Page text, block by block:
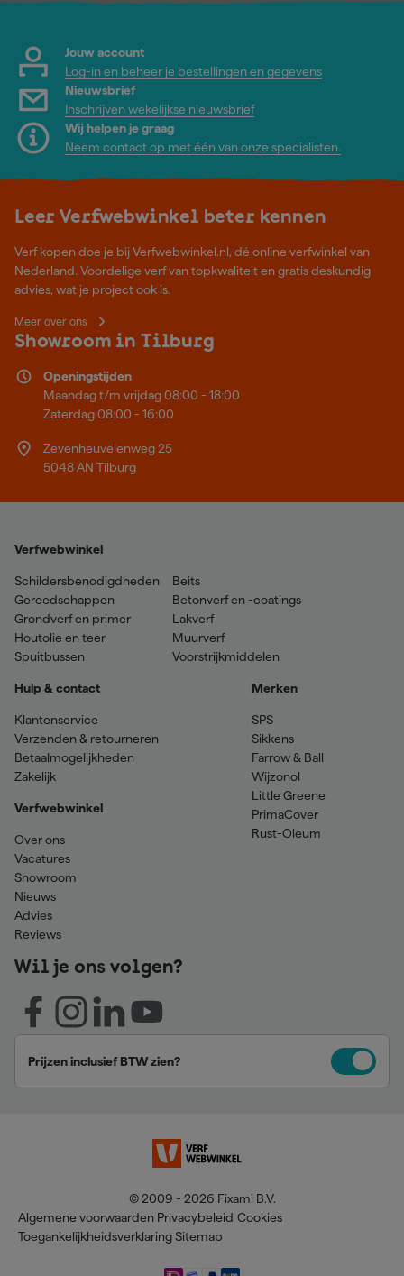
Jouw account
Log-in en beheer je bestellingen en gegevens
Nieuwsbrief
Inschrijven wekelijkse nieuwsbrief
Wij helpen je graag
Neem contact op met één van onze specialisten.
Leer Verfwebwinkel beter kennen
Verf kopen doe je bij Verfwebwinkel.nl, dé online verfwinkel van
Nederland. Voordelige verf van topkwaliteit en gratis deskundig
advies, wat je project ook is.
Meer over ons
Showroom in Tilburg
Openingstijden
Maandag t/m vrijdag 08:00 - 18:00
Zaterdag 08:00 - 16:00
Zevenheuvelenweg 25
5048 AN Tilburg
Verfwebwinkel
Schildersbenodigdheden
Gereedschappen
Grondverf en primer
Houtolie en teer
Spuitbussen
Beits
Betonverf en -coatings
Lakverf
Muurverf
Voorstrijkmiddelen
Hulp & contact
Klantenservice
Verzenden & retourneren
Betaalmogelijkheden
Zakelijk
Verfwebwinkel
Over ons
Vacatures
Showroom
Nieuws
Advies
Reviews
Merken
SPS
Sikkens
Farrow & Ball
Wijzonol
Little Greene
PrimaCover
Rust-Oleum
Wil je ons volgen?
Prijzen inclusief BTW zien?
© 2009 - 2026 Fixami B.V.
Algemene voorwaarden Privacybeleid Cookies
Toegankelijkheidsverklaring Sitemap